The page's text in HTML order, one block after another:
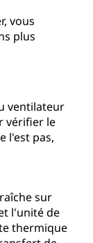
vous
plus
ventilateur
vérifier le
l'est pas,
sur
l'unité de
thermique